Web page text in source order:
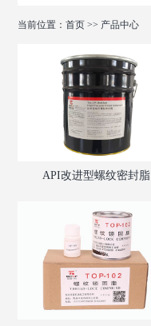
当前位置：首页 >> 产品中心
API改进型螺纹密封脂